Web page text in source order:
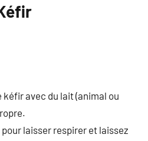
kéfir avec du lait (animal ou
laisser respirer et laissez